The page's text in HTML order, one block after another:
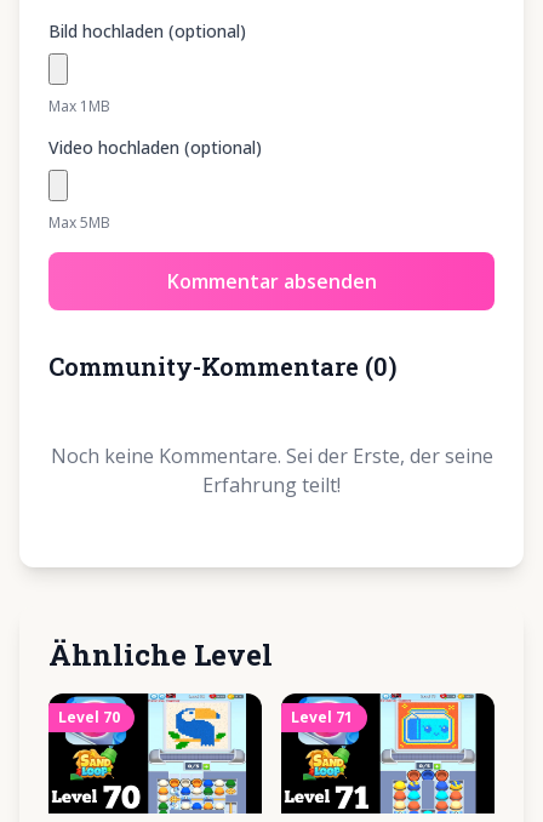
Bild hochladen (optional)
Max 1MB
Video hochladen (optional)
Max 5MB
Kommentar absenden
Community-Kommentare (0)
Noch keine Kommentare. Sei der Erste, der seine
Erfahrung teilt!
Ähnliche Level
Level 70 Level 71